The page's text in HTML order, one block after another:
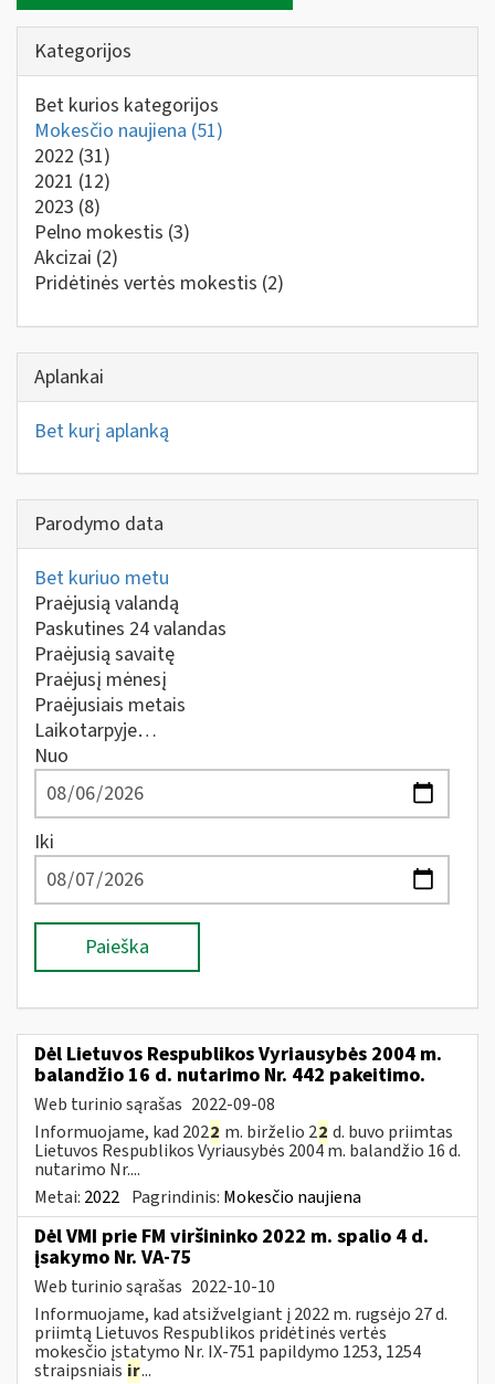
Kategorijos
Bet kurios kategorijos
Mokesčio naujiena (51)
2022 (31)
2021 (12)
2023 (8)
Pelno mokestis (3)
Akcizai (2)
Pridėtinės vertės mokestis (2)
Aplankai
Bet kurį aplanką
Parodymo data
Bet kuriuo metu
Praėjusią valandą
Paskutines 24 valandas
Praėjusią savaitę
Praėjusį mėnesį
Praėjusiais metais
Laikotarpyje…
Nuo
Iki
Paieška
Dėl Lietuvos Respublikos Vyriausybės 2004 m.
balandžio 16 d. nutarimo Nr. 442 pakeitimo.
Web turinio sąrašas 2022-09-08
Informuojame, kad 2022 m. birželio 22 d. buvo priimtas
Lietuvos Respublikos Vyriausybės 2004 m. balandžio 16 d.
nutarimo Nr....
Metai: 2022 Pagrindinis: Mokesčio naujiena
Dėl VMI prie FM viršininko 2022 m. spalio 4 d.
įsakymo Nr. VA-75
Web turinio sąrašas 2022-10-10
Informuojame, kad atsižvelgiant į 2022 m. rugsėjo 27 d.
priimtą Lietuvos Respublikos pridėtinės vertės
mokesčio įstatymo Nr. IX-751 papildymo 1253, 1254
straipsniais ir...